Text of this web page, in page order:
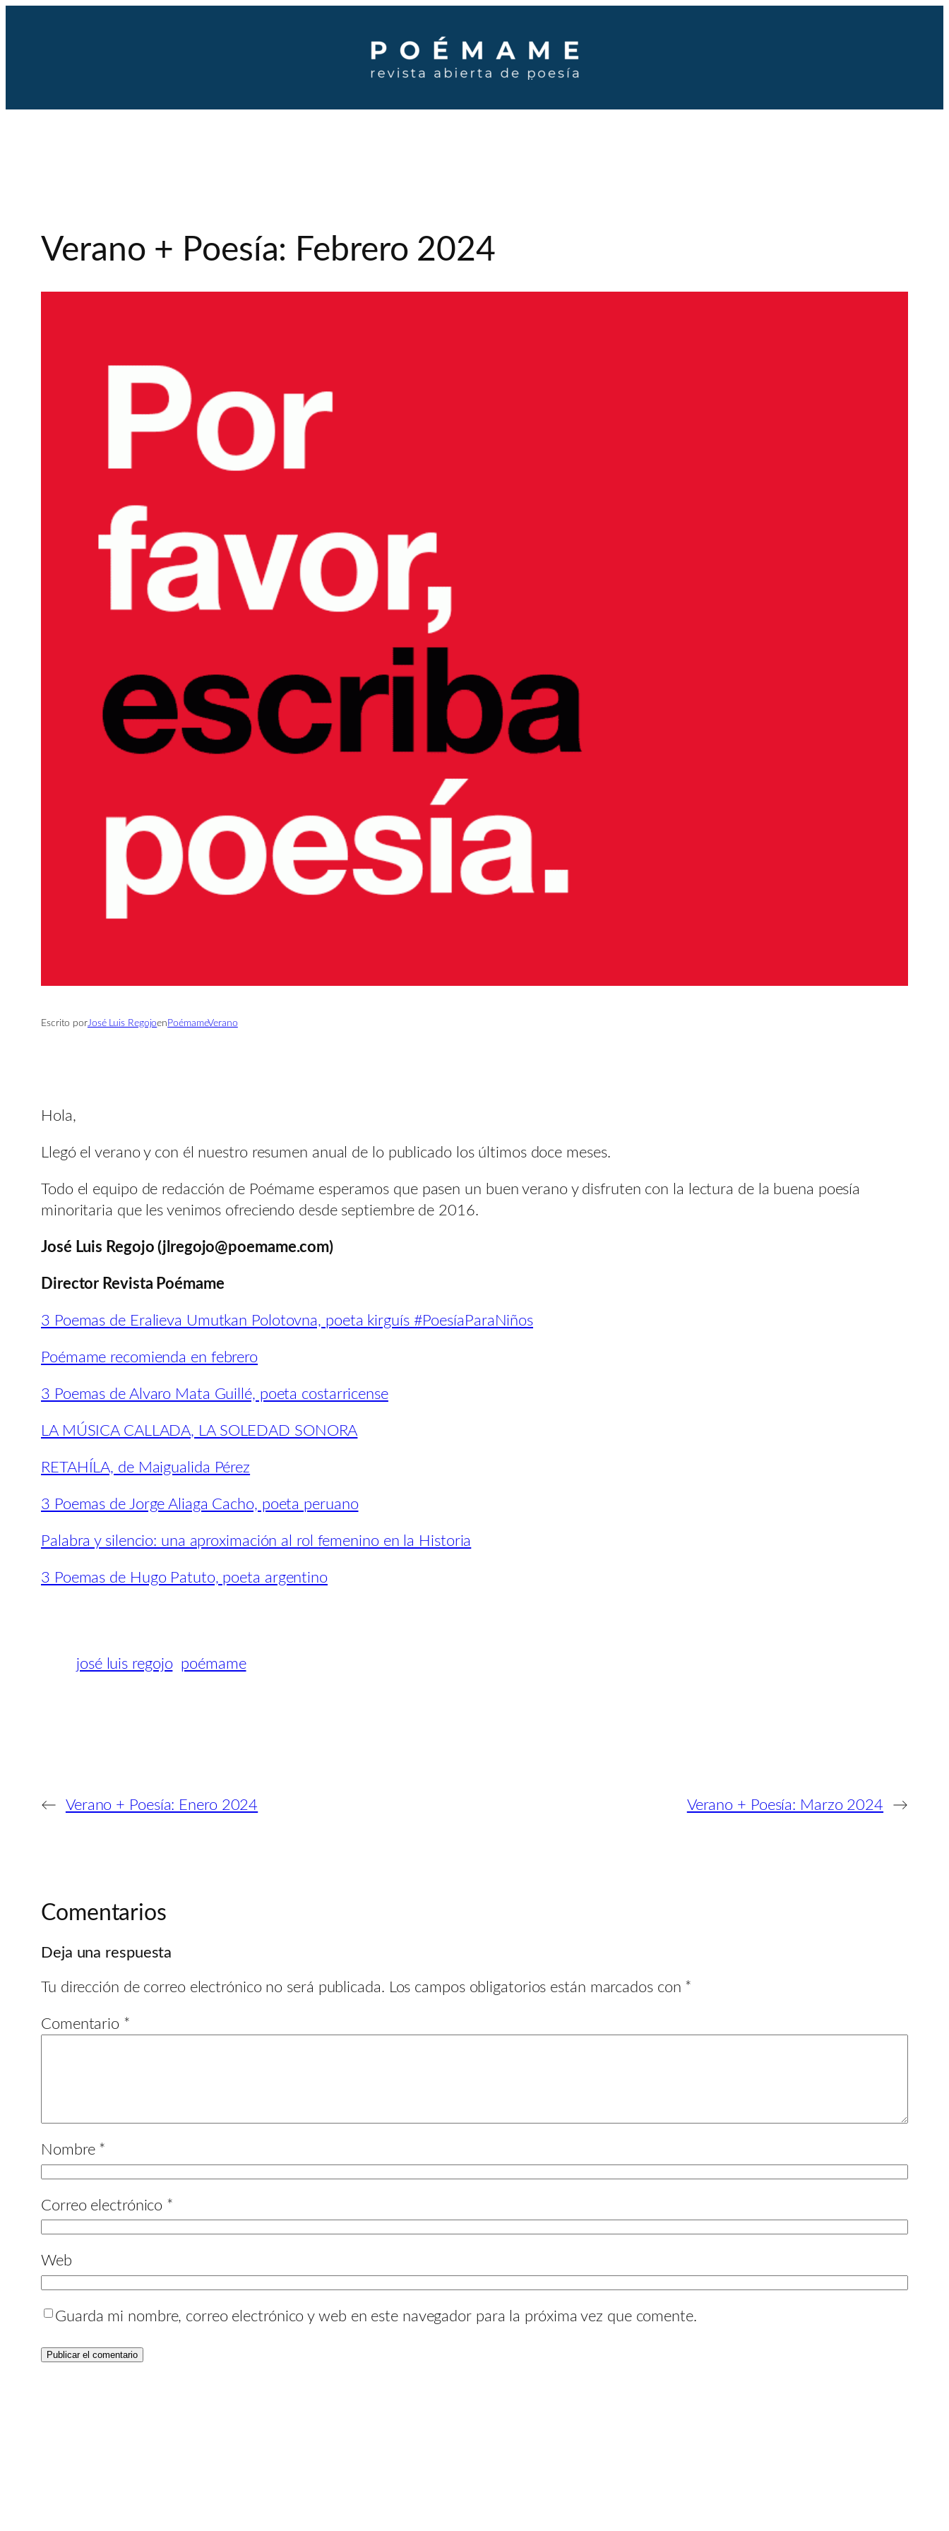
Verano + Poesía: Febrero 2024
Escrito porJosé Luis Regojoen PoémameVerano
Hola,
Llegó el verano y con él nuestro resumen anual de lo publicado los últimos doce meses.
Todo el equipo de redacción de Poémame esperamos que pasen un buen verano y disfruten con la lectura de la buena poesía
minoritaria que les venimos ofreciendo desde septiembre de 2016.
José Luis Regojo (jlregojo@poemame.com)
Director Revista Poémame
3 Poemas de Eralieva Umutkan Polotovna, poeta kirguís #PoesíaParaNiños
Poémame recomienda en febrero
3 Poemas de Alvaro Mata Guillé, poeta costarricense
LA MÚSICA CALLADA, LA SOLEDAD SONORA
RETAHÍLA, de Maigualida Pérez
3 Poemas de Jorge Aliaga Cacho, poeta peruano
Palabra y silencio: una aproximación al rol femenino en la Historia
3 Poemas de Hugo Patuto, poeta argentino
josé luis regojo poémame
← Verano + Poesía: Enero 2024 Verano + Poesía: Marzo 2024 →
Comentarios
Deja una respuesta
Tu dirección de correo electrónico no será publicada. Los campos obligatorios están marcados con *
Comentario *
Nombre *
Correo electrónico *
Web
Guarda mi nombre, correo electrónico y web en este navegador para la próxima vez que comente.